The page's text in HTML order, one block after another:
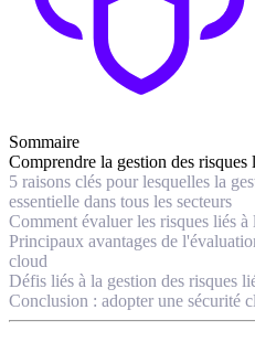
Sommaire
Comprendre la gestion des risques
5 raisons clés pour lesquelles la
essentielle dans tous les secteurs
Comment évaluer les risques liés
Principaux avantages de
cloud
Défis liés à la gestion des risques
Conclusion : adopter une sécurité